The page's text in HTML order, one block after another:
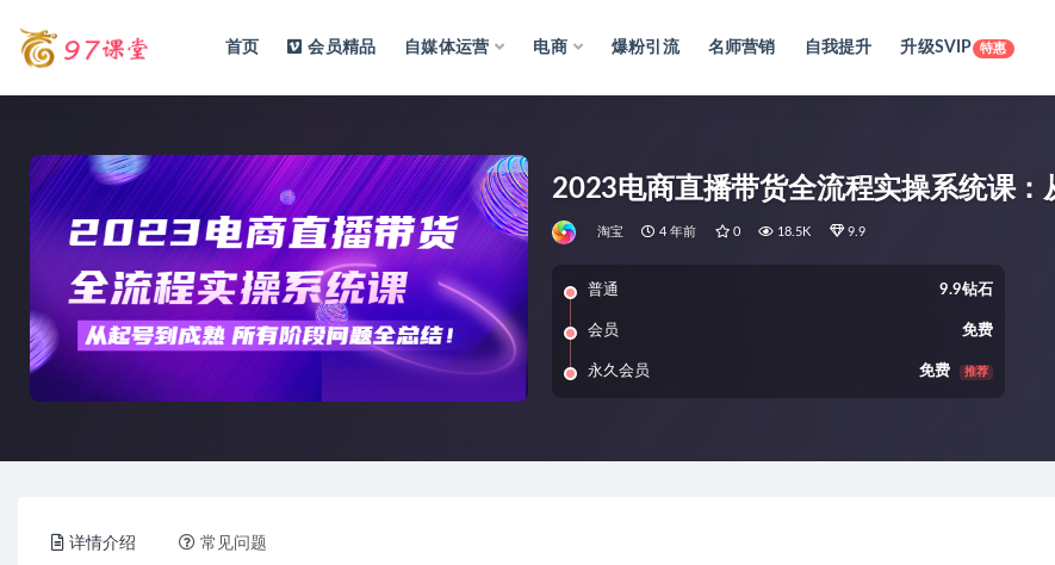
首页 会员精品 自媒体运营 电商 爆粉引流 名师营销 自我提升 升级SVIP 特惠
2023电商直播带货全流程实操系统课：
淘宝 4 年前 0 18.5K 9.9
普通 9.9钻石
会员 免费
永久会员 免费 推荐
详情介绍 常见问题